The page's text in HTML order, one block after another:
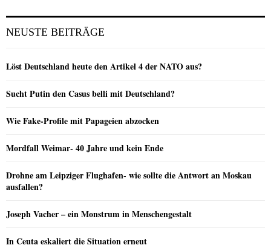
NEUSTE BEITRÄGE
Löst Deutschland heute den Artikel 4 der NATO aus?
Sucht Putin den Casus belli mit Deutschland?
Wie Fake-Profile mit Papageien abzocken
Mordfall Weimar- 40 Jahre und kein Ende
Drohne am Leipziger Flughafen- wie sollte die Antwort an Moskau
ausfallen?
Joseph Vacher – ein Monstrum in Menschengestalt
In Ceuta eskaliert die Situation erneut